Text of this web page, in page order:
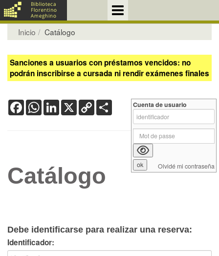
Inicio Catálogo
Sanciones a usuarios con préstamos vencidos: no
podrán inscribirse a cursada ni rendir exámenes finales
FacebookWhatsApp
LinkedIn
X Copy
Link
Catálogo
Debe identificarse para realizar una reserva:
Identificador:
Cuenta de usuario
Olvidé mi contraseña